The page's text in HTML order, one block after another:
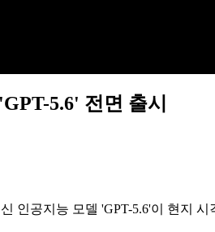
5.6' 전면 출시
인공지능 모델 'GPT-5.6'이 현지